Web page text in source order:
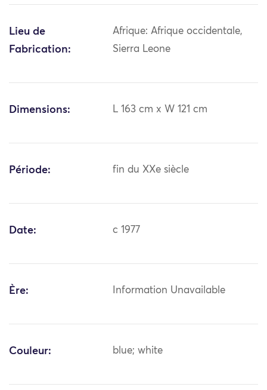
Lieu de
Fabrication:
Afrique: Afrique occidentale,
Sierra Leone
Dimensions: L 163 cm x W 121 cm
Période: fin du XXe siècle
Date: c 1977
Ère: Information Unavailable
Couleur: blue; white